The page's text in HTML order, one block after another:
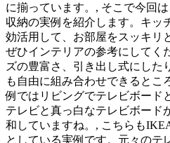
に揃っています。, そこで今回
収納の実例を紹介します。キッ
効活用して、お部屋をスッキリ
ぜひインテリアの参考にしてく
ズの豊富さ、引き出し式にした
も自由に組み合わせできるとこ
例ではリビングでテレビボード
テレビと真っ白なテレビボード
和していますね。, こちらも
としている実例です。元々のテ